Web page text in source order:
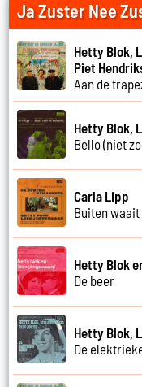
Ja Zuster Nee
Hetty Blok,
Piet
Aan de
Hetty Blok,
Bello (niet
Carla Lipp
Buiten
Hetty Blok
De beer
Hetty Blok,
De